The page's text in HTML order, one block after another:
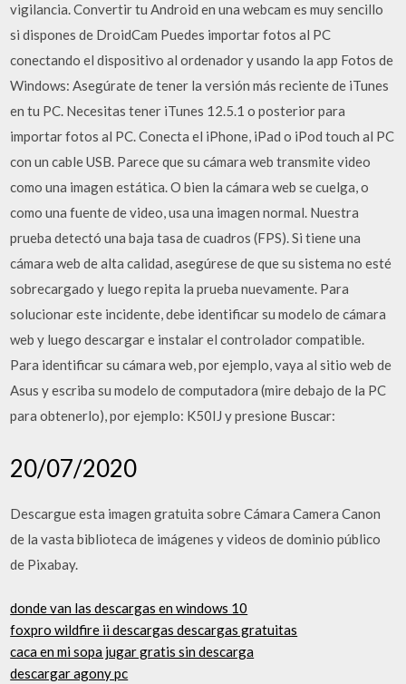
vigilancia. Convertir tu Android en una webcam es muy sencillo
si dispones de DroidCam Puedes importar fotos al PC
conectando el dispositivo al ordenador y usando la app Fotos de
Windows: Asegúrate de tener la versión más reciente de iTunes
en tu PC. Necesitas tener iTunes 12.5.1 o posterior para
importar fotos al PC. Conecta el iPhone, iPad o iPod touch al PC
con un cable USB. Parece que su cámara web transmite video
como una imagen estática. O bien la cámara web se cuelga, o
como una fuente de video, usa una imagen normal. Nuestra
prueba detectó una baja tasa de cuadros (FPS). Si tiene una
cámara web de alta calidad, asegúrese de que su sistema no esté
sobrecargado y luego repita la prueba nuevamente. Para
solucionar este incidente, debe identificar su modelo de cámara
web y luego descargar e instalar el controlador compatible.
Para identificar su cámara web, por ejemplo, vaya al sitio web de
Asus y escriba su modelo de computadora (mire debajo de la PC
para obtenerlo), por ejemplo: K50IJ y presione Buscar:
20/07/2020
Descargue esta imagen gratuita sobre Cámara Camera Canon
de la vasta biblioteca de imágenes y videos de dominio público
de Pixabay.
donde van las descargas en windows 10
foxpro wildfire ii descargas descargas gratuitas
caca en mi sopa jugar gratis sin descarga
descargar agony pc